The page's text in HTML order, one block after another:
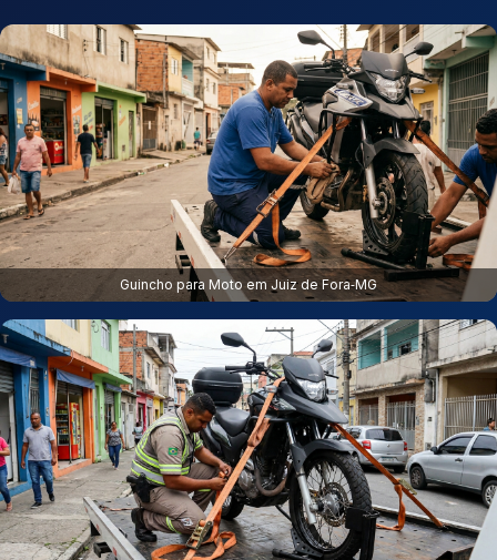
Guincho para Moto em Juiz de Fora‑MG